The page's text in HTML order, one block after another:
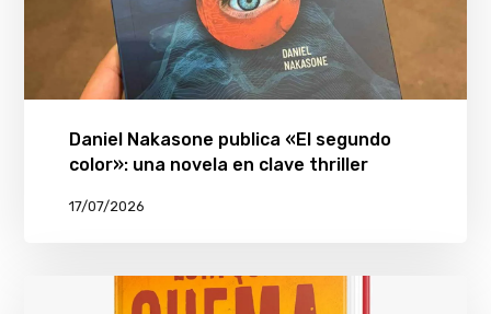
Daniel Nakasone publica «El segundo
color»: una novela en clave thriller
17/07/2026